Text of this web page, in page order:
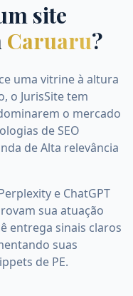
site
Caruaru?
uma vitrine à altura
o JurisSite tem
o mercado
de SEO
de Alta relevância
e ChatGPT
sua atuação
entrega sinais claros
suas
de PE.